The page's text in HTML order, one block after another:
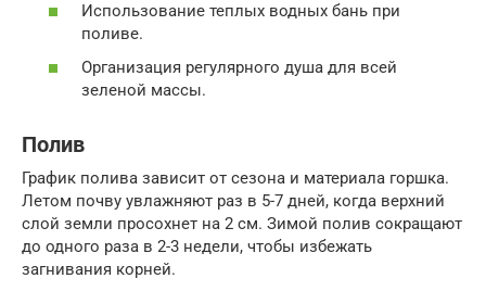
Использование теплых водных бань при
поливе.
Организация регулярного душа для всей
зеленой массы.
Полив
График полива зависит от сезона и материала горшка.
Летом почву увлажняют раз в 5-7 дней, когда верхний
слой земли просохнет на 2 см. Зимой полив сокращают
до одного раза в 2-3 недели, чтобы избежать
загнивания корней.